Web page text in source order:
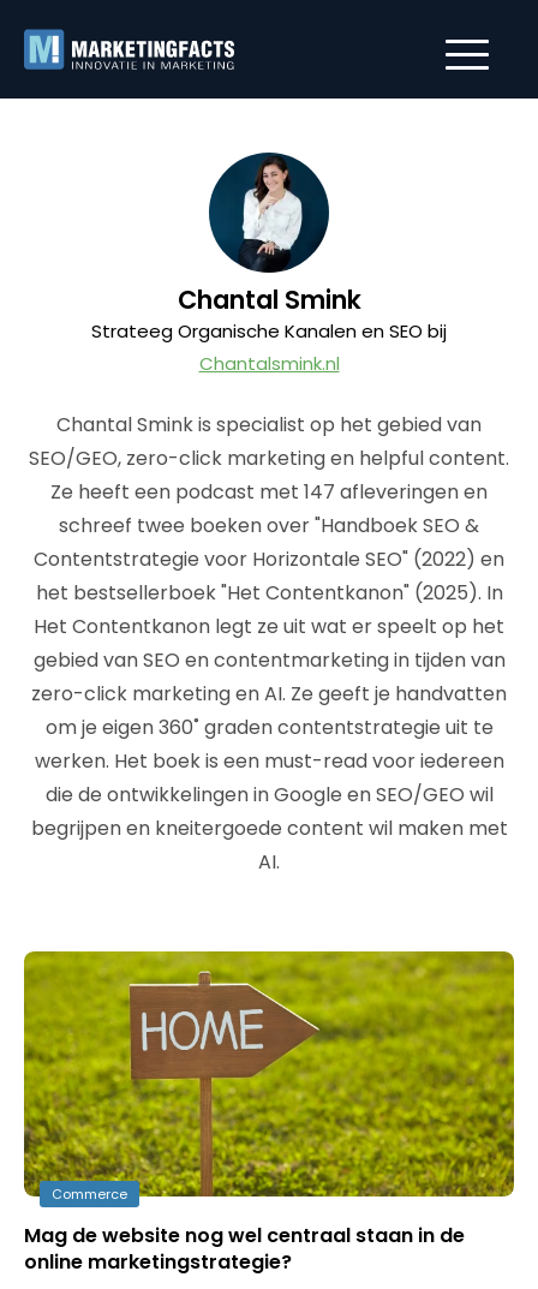
Chantal Smink
Strateeg Organische Kanalen en SEO bij
Chantalsmink.nl
Chantal Smink is specialist op het gebied van
SEO/GEO, zero-click marketing en helpful content.
Ze heeft een podcast met 147 afleveringen en
schreef twee boeken over "Handboek SEO &
Contentstrategie voor Horizontale SEO" (2022) en
het bestsellerboek "Het Contentkanon" (2025). In
Het Contentkanon legt ze uit wat er speelt op het
gebied van SEO en contentmarketing in tijden van
zero-click marketing en AI. Ze geeft je handvatten
om je eigen 360˚ graden contentstrategie uit te
werken. Het boek is een must-read voor iedereen
die de ontwikkelingen in Google en SEO/GEO wil
begrijpen en kneitergoede content wil maken met
AI.
Commerce
Mag de website nog wel centraal staan in de
online marketingstrategie?